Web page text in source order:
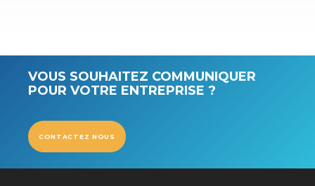
VOUS SOUHAITEZ COMMUNIQUER
POUR VOTRE ENTREPRISE ?
CONTACTEZ NOUS